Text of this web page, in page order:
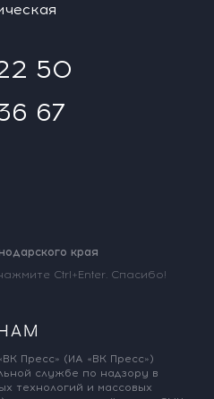
50
67
края
Ctrl+Enter. Спасибо!
Пресс» (ИА «ВК Пресс»)
службе по надзору в
технологий и массовых